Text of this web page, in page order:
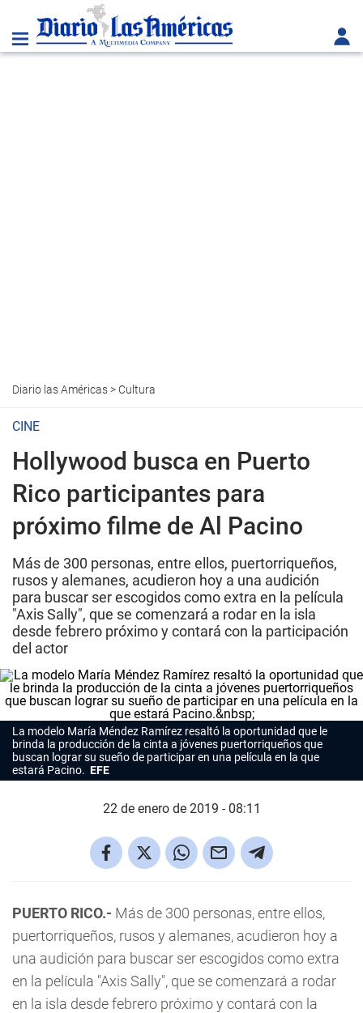
Diario las Américas> Cultura
CINE
Hollywood busca en Puerto
Rico participantes para
próximo filme de Al Pacino
Más de 300 personas, entre ellos, puertorriqueños,
rusos y alemanes, acudieron hoy a una audición
para buscar ser escogidos como extra en la película
"Axis Sally", que se comenzará a rodar en la isla
desde febrero próximo y contará con la participación
del actor
La modelo María Méndez Ramírez resaltó la oportunidad que le
brinda la producción de la cinta a jóvenes puertorriqueños que
buscan lograr su sueño de participar en una película en la que
estará Pacino. EFE
22 de enero de 2019 - 08:11
PUERTO RICO.- Más de 300 personas, entre ellos,
puertorriqueños, rusos y alemanes, acudieron hoy a
una audición para buscar ser escogidos como extra
en la película "Axis Sally", que se comenzará a rodar
en la isla desde febrero próximo y contará con la